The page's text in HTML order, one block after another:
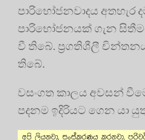
පාරිභෝජනවාදය අතහැර
පාරිභෝජනයක් ගැන
වී තිබේ. ප්‍රගතිශීලී
තිබේ.
වසංගත කාලය අවසන්
පදනම ඉදිරියට ගෙන යා